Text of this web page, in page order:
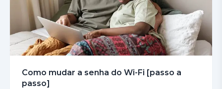
Como mudar a senha do Wi-Fi [passo a
passo]